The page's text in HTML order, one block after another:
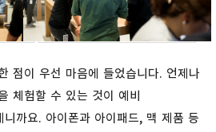
점이 우선 마음에 들었습니다. 언제나
체험할 수 있는 것이 예비
니까요. 아이폰과 아이패드, 맥 제품 등